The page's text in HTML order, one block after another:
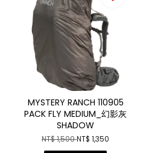
MYSTERY RANCH 110905
PACK FLY MEDIUM_幻影灰
SHADOW
NT$ 1,500NT$ 1,350